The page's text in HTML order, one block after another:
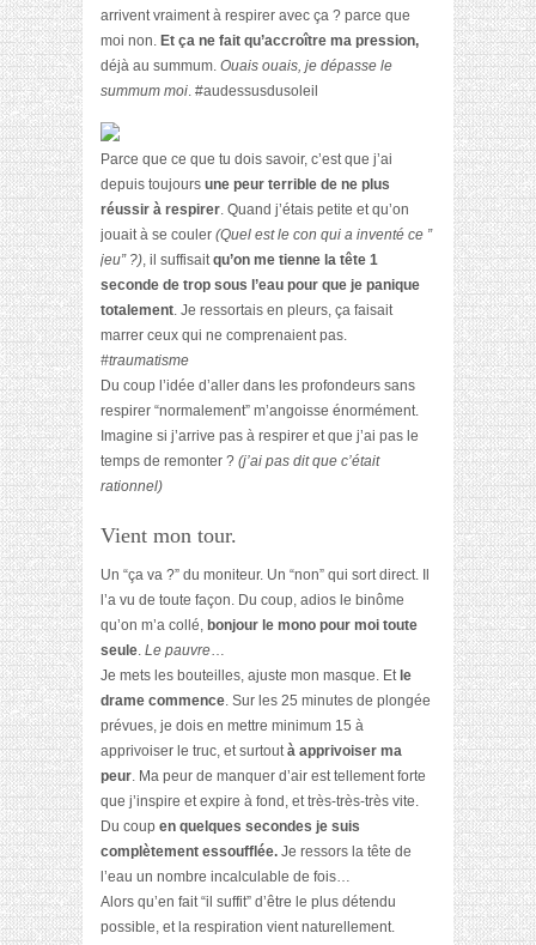
arrivent vraiment à respirer avec ça ? parce que
moi non. Et ça ne fait qu’accroître ma pression,
déjà au summum. Ouais ouais, je dépasse le
summum moi. #audessusdusoleil
Parce que ce que tu dois savoir, c’est que j’ai
depuis toujours une peur terrible de ne plus
réussir à respirer. Quand j’étais petite et qu’on
jouait à se couler (Quel est le con qui a inventé ce ”
jeu” ?), il suffisaitqu’on me tienne la tête 1
seconde de trop sous l’eau pour que je panique
totalement. Je ressortais en pleurs, ça faisait
marrer ceux qui ne comprenaient pas.
#traumatisme
Du coup l’idée d’aller dans les profondeurs sans
respirer “normalement” m’angoisse énormément.
Imagine si j’arrive pas à respirer et que j’ai pas le
temps de remonter ? (j’ai pas dit que c’était
rationnel)
Vient mon tour.
Un “ça va ?” du moniteur. Un “non” qui sort direct. Il
l’a vu de toute façon. Du coup, adios le binôme
qu’on m’a collé, bonjour le mono pour moi toute
seule. Le pauvre…
Je mets les bouteilles, ajuste mon masque. Et le
drame commence. Sur les 25 minutes de plongée
prévues, je dois en mettre minimum 15 à
apprivoiser le truc, et surtoutà apprivoiser ma
peur. Ma peur de manquer d’air est tellement forte
que j’inspire et expire à fond, et très-très-très vite.
Du coup en quelques secondes je suis
complètement essoufflée. Je ressors la tête de
l’eau un nombre incalculable de fois…
Alors qu’en fait “il suffit” d’être le plus détendu
possible, et la respiration vient naturellement.